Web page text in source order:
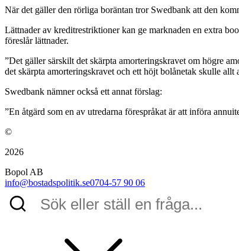
När det gäller den rörliga boräntan tror Swedbank att den
Lättnader av kreditrestriktioner kan ge marknaden en extra
föreslår lättnader.
”Det gäller särskilt det skärpta amorteringskravet om högre
det skärpta amorteringskravet och ett höjt bolånetak skulle allt
Swedbank nämner också ett annat förslag:
”En åtgärd som en av utredarna förespråkat är att införa
©
2026
Bopol AB
info@bostadspolitik.se0704-57 90 06